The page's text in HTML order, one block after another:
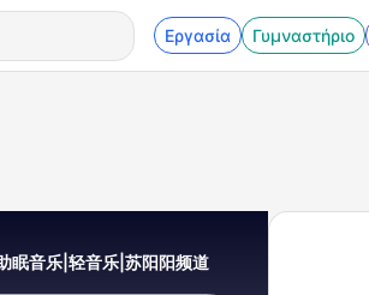
Εργασία Γυμναστήριο
眠音乐|轻音乐|苏阳阳频道